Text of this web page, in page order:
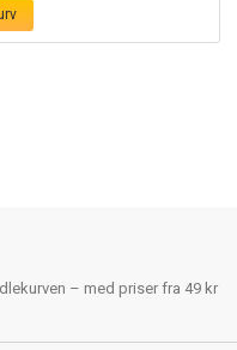
– med priser fra 49 kr